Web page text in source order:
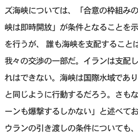
ズ海峡については、「合意の枠組み
峡は即時開放」が条件となることを
を行うが、 誰も海峡を支配すること
我々の交渉の一部だ。イランは支配
れはできない。海峡は国際水域⁠であ
と同じように行動するだろう。さも
ーンも爆撃するしかない」と述べて
ウランの引き渡しの条件についても